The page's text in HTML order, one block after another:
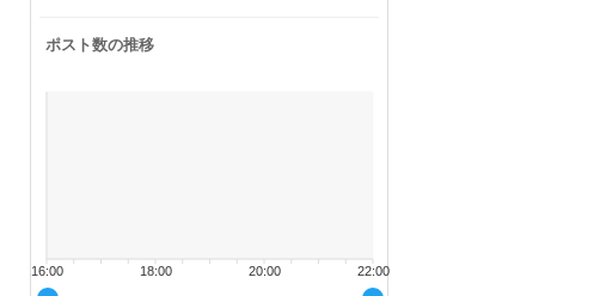
ポスト数の推移
22:00
20:00
18:00
16:00